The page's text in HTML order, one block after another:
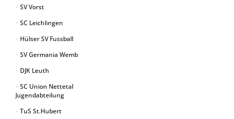
SV Vorst
SC Leichlingen
Hülser SV Fussball
SV Germania Wemb
DJK Leuth
SC Union Nettetal
Jugendabteilung
TuS St.Hubert